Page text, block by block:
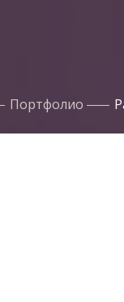
Портфолио